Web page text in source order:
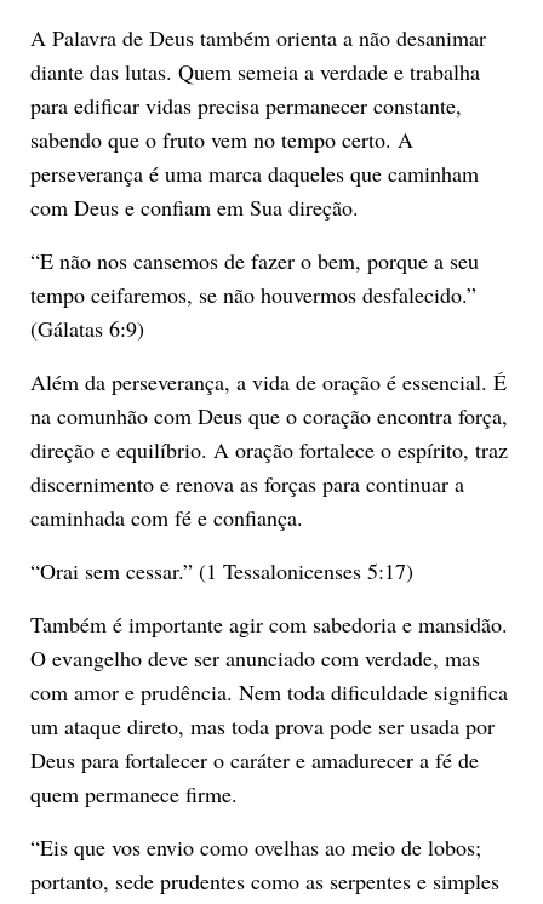
A Palavra de Deus também orienta a não desanimar
diante das lutas. Quem semeia a verdade e trabalha
para edificar vidas precisa permanecer constante,
sabendo que o fruto vem no tempo certo. A
perseverança é uma marca daqueles que caminham
com Deus e confiam em Sua direção.
“E não nos cansemos de fazer o bem, porque a seu
tempo ceifaremos, se não houvermos desfalecido.”
(Gálatas 6:9)
Além da perseverança, a vida de oração é essencial. É
na comunhão com Deus que o coração encontra força,
direção e equilíbrio. A oração fortalece o espírito, traz
discernimento e renova as forças para continuar a
caminhada com fé e confiança.
“Orai sem cessar.” (1 Tessalonicenses 5:17)
Também é importante agir com sabedoria e mansidão.
O evangelho deve ser anunciado com verdade, mas
com amor e prudência. Nem toda dificuldade significa
um ataque direto, mas toda prova pode ser usada por
Deus para fortalecer o caráter e amadurecer a fé de
quem permanece firme.
“Eis que vos envio como ovelhas ao meio de lobos;
portanto, sede prudentes como as serpentes e simples